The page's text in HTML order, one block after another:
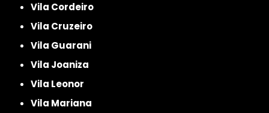
Vila Cordeiro
Vila Cruzeiro
Vila Guarani
Vila Joaniza
Vila Leonor
Vila Mariana